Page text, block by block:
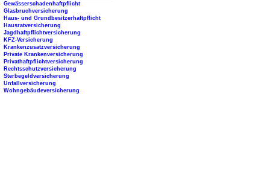
Gewässerschadenhaftpflicht
Glasbruchversicherung
Haus- und Grundbesitzerhaftpflicht
Hausratversicherung
Jagdhaftpflichtversicherung
KFZ-Versicherung
Krankenzusatzversicherung
Private Krankenversicherung
Privathaftpflichtversicherung
Rechtsschutzversicherung
Sterbegeldversicherung
Unfallversicherung
Wohngebäudeversicherung